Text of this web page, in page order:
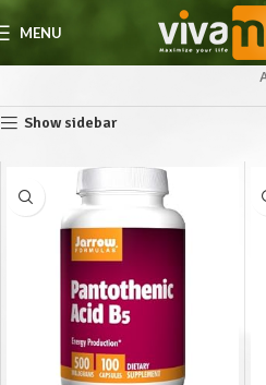
MENU
Show sidebar